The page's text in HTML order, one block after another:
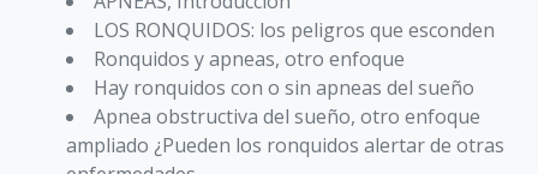
LOS RONQUIDOS: los peligros que esconden
Ronquidos y apneas, otro enfoque
Hay ronquidos con o sin apneas del sueño
Apnea obstructiva del sueño, otro enfoque
ampliado ¿Pueden los ronquidos alertar de otras